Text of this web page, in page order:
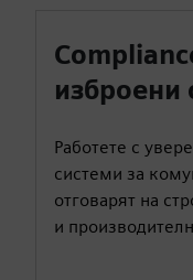
изброени
Работете с
системи за
отговарят на
и